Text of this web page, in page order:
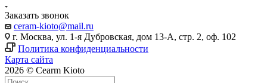
Заказать звонок
ceram-kioto@mail.ru
г. Москва, ул. 1-я Дубровская, дом 13-А, стр. 2, оф. 102
Политика конфиденциальности
Карта сайта
2026 © Cearm Kioto